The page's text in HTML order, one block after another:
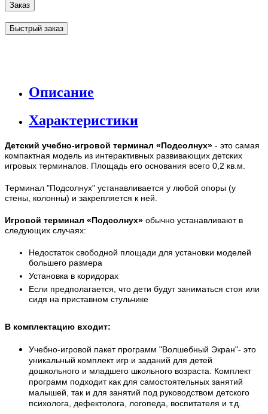
Заказ
Быстрый заказ
Описание
Характеристики
Детский учебно-игровой терминал «Подсолнух» - это самая
компактная модель из интерактивных развивающих детских
игровых терминалов. Площадь его основания всего 0,2 кв.м.
Терминал "Подсолнух" устанавливается у любой опоры (у
стены, колонны) и закрепляется к ней.
Игровой терминал «Подсолнух» обычно устанавливают в
следующих случаях:
Недостаток свободной площади для установки моделей
большего размера
Установка в коридорах
Если предполагается, что дети будут заниматься стоя или
сидя на приставном стульчике
В комплектацию входит:
Учебно-игровой пакет программ "Волшебный Экран"- это
уникальный комплект игр и заданий для детей
дошкольного и младшего школьного возраста. Комплект
программ подходит как для самостоятельных занятий
малышей, так и для занятий под руководством детского
психолога, дефектолога, логопеда, воспитателя и т.д.